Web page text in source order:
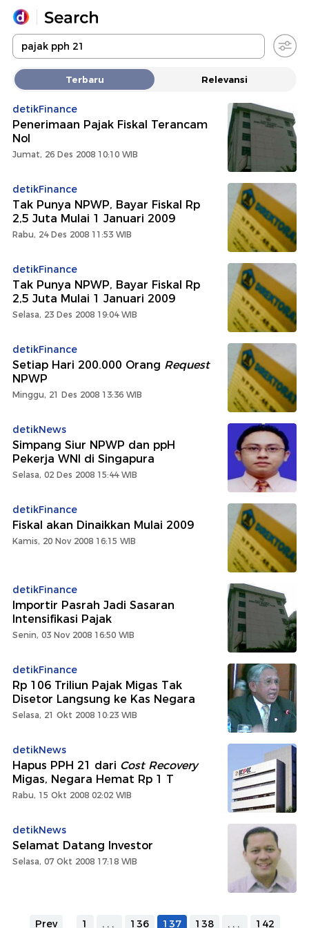
Yang sedang ramai dicari
Loading...
Promoted
Terbaru Relevansi
detikFinance
Penerimaan Pajak Fiskal Terancam
Nol
Jumat, 26 Des 2008 10:10 WIB
detikFinance
Tak Punya NPWP, Bayar Fiskal Rp
2,5 Juta Mulai 1 Januari 2009
Rabu, 24 Des 2008 11:53 WIB
detikFinance
Tak Punya NPWP, Bayar Fiskal Rp
2,5 Juta Mulai 1 Januari 2009
Selasa, 23 Des 2008 19:04 WIB
detikFinance
Setiap Hari 200.000 Orang Request
NPWP
Minggu, 21 Des 2008 13:36 WIB
detikNews
Simpang Siur NPWP dan ppH
Pekerja WNI di Singapura
Selasa, 02 Des 2008 15:44 WIB
detikFinance
Fiskal akan Dinaikkan Mulai 2009
Kamis, 20 Nov 2008 16:15 WIB
detikFinance
Importir Pasrah Jadi Sasaran
Intensifikasi Pajak
Senin, 03 Nov 2008 16:50 WIB
detikFinance
Rp 106 Triliun Pajak Migas Tak
Disetor Langsung ke Kas Negara
Selasa, 21 Okt 2008 10:23 WIB
detikNews
Hapus PPH 21 dari Cost Recovery
Migas, Negara Hemat Rp 1 T
Rabu, 15 Okt 2008 02:02 WIB
detikNews
Selamat Datang Investor
Selasa, 07 Okt 2008 17:18 WIB
Prev 1 ... 136 137 138 ... 142